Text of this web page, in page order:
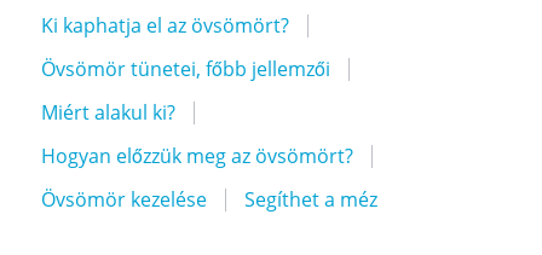
Ki kaphatja el az övsömört?
Övsömör tünetei, főbb jellemzői
Miért alakul ki?
Hogyan előzzük meg az övsömört?
Övsömör kezelése
Segíthet a méz